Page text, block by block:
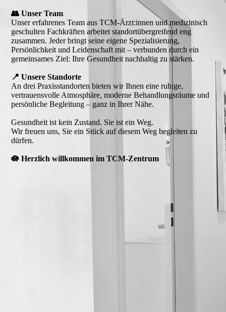
👥 Unser Team
Unser erfahrenes Team aus TCM-Ärzt:innen und medizinisch
geschulten Fachkräften arbeitet standortübergreifend eng
zusammen. Jeder bringt seine eigene Spezialisierung,
Persönlichkeit und Leidenschaft mit – verbunden durch ein
gemeinsames Ziel: Ihre Gesundheit nachhaltig zu stärken.
📍 Unsere Standorte
An drei Praxisstandorten bieten wir Ihnen eine ruhige,
vertrauensvolle Atmosphäre, moderne Behandlungsräume und
persönliche Begleitung – ganz in Ihrer Nähe.
Gesundheit ist kein Zustand. Sie ist ein Weg.
Wir freuen uns, Sie ein Stück auf diesem Weg begleiten zu
dürfen.
🪷 Herzlich willkommen im TCM-Zentrum